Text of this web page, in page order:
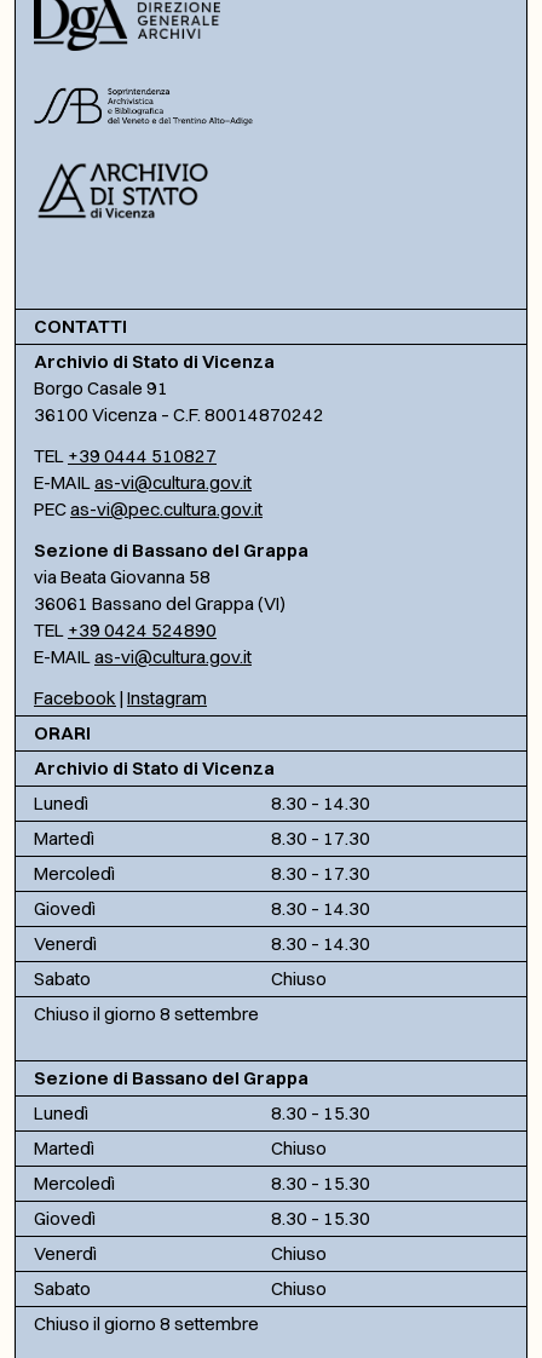
CONTATTI
Archivio di Stato di Vicenza
Borgo Casale 91
36100 Vicenza – C.F. 80014870242
TEL +39 0444 510827
E-MAILas-vi@cultura.gov.it
PECas-vi@pec.cultura.gov.it
Sezione di Bassano del Grappa
via Beata Giovanna 58
36061 Bassano del Grappa (VI)
TEL +39 0424 524890
E-MAILas-vi@cultura.gov.it
Facebook | Instagram
ORARI
Archivio di Stato di Vicenza
Lunedì
8.30 – 14.30
Martedì
8.30 – 17.30
Mercoledì
8.30 – 17.30
Giovedì
8.30 – 14.30
Venerdì
8.30 – 14.30
Sabato
Chiuso
Chiuso il giorno 8 settembre
Sezione di Bassano del Grappa
Lunedì
8.30 – 15.30
Martedì
Chiuso
Mercoledì
8.30 – 15.30
Giovedì
8.30 – 15.30
Venerdì
Chiuso
Sabato
Chiuso
Chiuso il giorno 8 settembre